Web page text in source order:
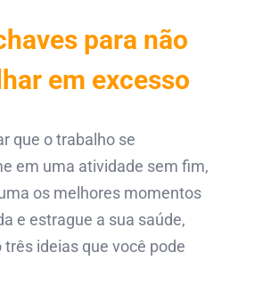
para não
em excesso
que o trabalho se
em uma atividade sem fim,
os melhores momentos
e estrague a sua saúde,
três ideias que você pode